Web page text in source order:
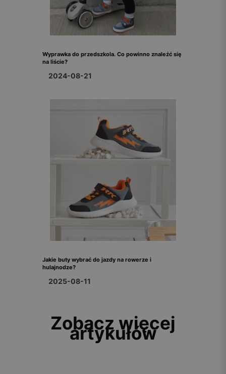
Wyprawka do przedszkola. Co powinno znaleźć się
na liście?
2024-08-21
Jakie buty wybrać do jazdy na rowerze i
hulajnodze?
2025-08-11
Zobacz więcej
artykułów